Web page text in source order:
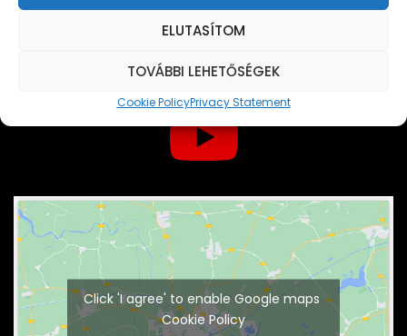
ELUTASÍTOM
TOVÁBBI LEHETŐSÉGEK
Cookie PolicyPrivacy Statement
Click 'I agree' to enable Google maps
Cookie Policy